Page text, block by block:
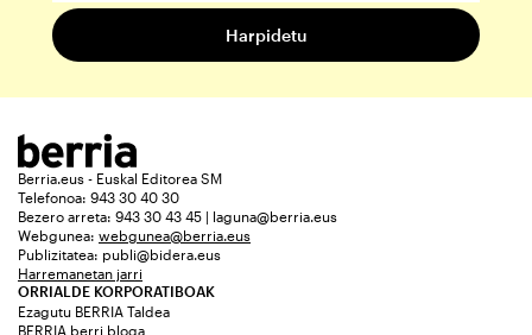
Berria.eus - Euskal Editorea SM
Telefonoa: 943 30 40 30
Bezero arreta: 943 30 43 45 | laguna@berria.eus
Webgunea: webgunea@berria.eus
Publizitatea: publi@bidera.eus
Harremanetan jarri
ORRIALDE KORPORATIBOAK
Ezagutu BERRIA Taldea
BERRIA berri bloga